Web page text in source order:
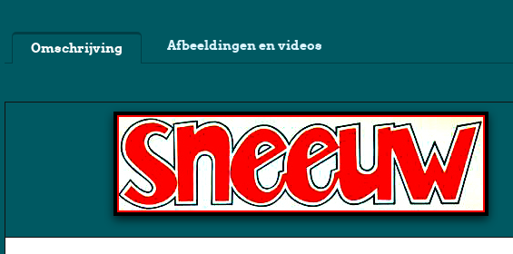
Omschrijving Afbeeldingen en videos